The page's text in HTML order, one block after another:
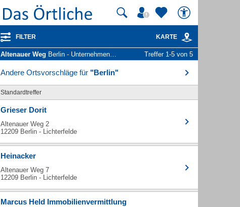
FILTER KARTE
Altenauer Weg Berlin - Unternehmen und Personen Treffer 1-5 von 5
Andere Ortsvorschläge für "Berlin"
Standardtreffer
Grieser Dorit
Altenauer Weg 2
12209 Berlin - Lichterfelde
Heinacker
Altenauer Weg 7
12209 Berlin - Lichterfelde
Marcus Held Immobilienvermittlung